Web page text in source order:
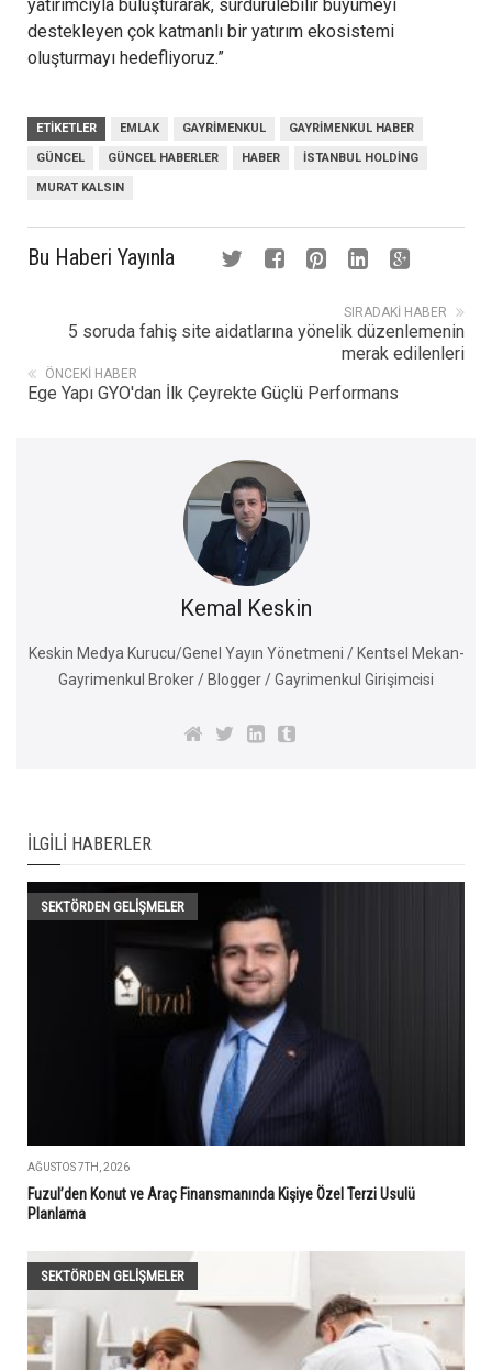
yatırımcıyla buluşturarak, sürdürülebilir büyümeyi
destekleyen çok katmanlı bir yatırım ekosistemi
oluşturmayı hedefliyoruz.”
ETIKETLER EMLAK GAYRIMENKUL GAYRIMENKUL HABER
GÜNCEL GÜNCEL HABERLER HABER İSTANBUL HOLDING
MURAT KALSIN
Bu Haberi Yayınla
SIRADAKI HABER
5 soruda fahiş site aidatlarına yönelik düzenlemenin
merak edilenleri
ÖNCEKI HABER
Ege Yapı GYO'dan İlk Çeyrekte Güçlü Performans
Kemal Keskin
Keskin Medya Kurucu/Genel Yayın Yönetmeni / Kentsel Mekan-
Gayrimenkul Broker / Blogger / Gayrimenkul Girişimcisi
İLGILI HABERLER
SEKTÖRDEN GELIŞMELER
AĞUSTOS 7TH, 2026
Fuzul’den Konut ve Araç Finansmanında Kişiye Özel Terzi Usulü
Planlama
SEKTÖRDEN GELIŞMELER